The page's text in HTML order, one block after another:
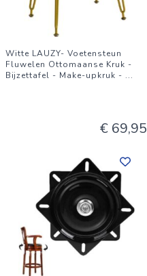
Witte LAUZY- Voetensteun
Fluwelen Ottomaanse Kruk -
Bijzettafel - Make-upkruk - ...
€ 69,95